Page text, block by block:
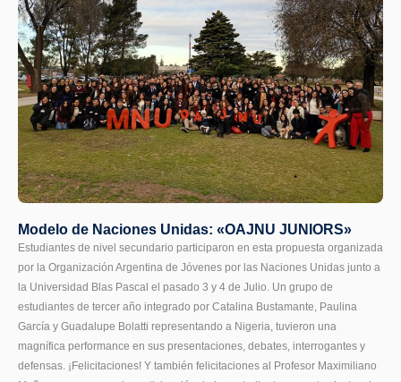
Modelo de Naciones Unidas: «OAJNU JUNIORS»
Estudiantes de nivel secundario participaron en esta propuesta organizada
por la Organización Argentina de Jóvenes por las Naciones Unidas junto a
la Universidad Blas Pascal el pasado 3 y 4 de Julio. Un grupo de
estudiantes de tercer año integrado por Catalina Bustamante, Paulina
García y Guadalupe Bolatti representando a Nigeria, tuvieron una
magnífica performance en sus presentaciones, debates, interrogantes y
defensas. ¡Felicitaciones! Y también felicitaciones al Profesor Maximiliano